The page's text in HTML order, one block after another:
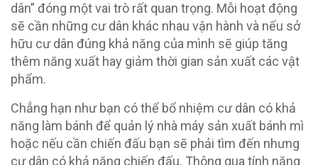
dân” đóng một vai trò rất quan trọng. Mỗi hoạt động
sẽ cần những cư dân khác nhau vận hành và nếu sở
hữu cư dân đúng khả năng của mình sẽ giúp tăng
thêm năng xuất hay giảm thời gian sản xuất các vật
phẩm.
Chẳng hạn như bạn có thể bổ nhiệm cư dân có khả
năng làm bánh để quản lý nhà máy sản xuất bánh mì
hoặc nếu cần chiến đấu bạn sẽ phải tìm đến nhưng
cư dân có khả năng chiến đấu. Thông qua tính năng